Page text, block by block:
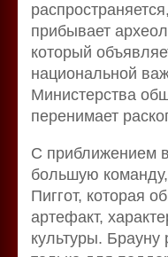
прибывает
который
национальной
Министерства
перенимает
С приближением
большую
Пиггот, которая
артефакт,
культуры. Брауну